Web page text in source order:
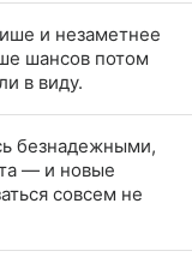
и незаметнее
шансов потом
в виду.
безнадежными,
— и новые
совсем не